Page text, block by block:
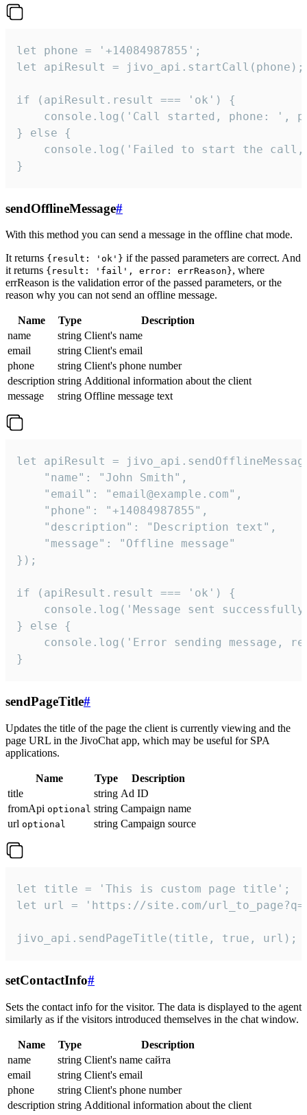
let phone = '+14084987855';
let apiResult = jivo_api.startCall(phone);
if (apiResult.result === 'ok') {
console.log('Call started, phone: ',
} else {
console.log('Failed to start the
}
sendOfflineMessage#
With this method you can send a message in the offline chat mode.
It returns {result: 'ok'} if the passed parameters are correct. And
it returns {result: 'fail', error: errReason}, where
errReason is the validation error of the passed parameters, or the
reason why you can not send an offline message.
Name Type
Description
name
string Client's name
email
string Client's email
phone
string Client's phone number
description string Additional information about the client
message
string Offline message text
let apiResult =
    "name": "John Smith",
    "email": "email@example.com",
    "phone": "+14084987855",
    "description": "Description text",
    "message": "Offline message"
});
if (apiResult.result === 'ok') {
console.log('Message sent
} else {
console.log('Error sending message,
}
sendPageTitle#
Updates the title of the page the client is currently viewing and the
page URL in the JivoChat app, which may be useful for SPA
applications.
Name Type
Description
title
string Ad ID
fromApi optional string Campaign name
url optional string Campaign source
let title = 'This is custom page title';
let url = 'https://site.com/
jivo_api.sendPageTitle(title, true, url);
setContactInfo#
Sets the contact info for the visitor. The data is displayed to the agent
similarly as if the visitors introduced themselves in the chat window.
Name Type
Description
name
string Client's name сайта
email
string Client's email
phone
string Client's phone number
description string Additional information about the client